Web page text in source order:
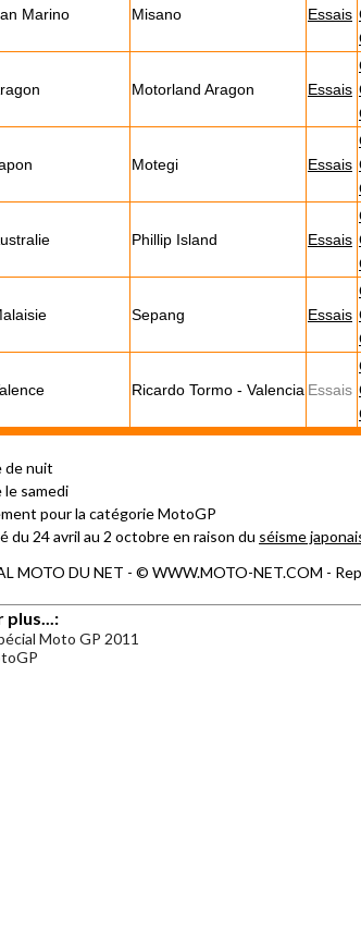
Marino Misano Essais
Motorland Aragon Essais
Motegi Essais
Phillip Island Essais
Sepang Essais
Ricardo Tormo - Valencia Essais
de nuit
le samedi
pour la catégorie MotoGP
du 24 avril au 2 octobre en raison du séisme
MOTO DU NET - © WWW.MOTO-NET.COM -
plus...:
Moto GP 2011